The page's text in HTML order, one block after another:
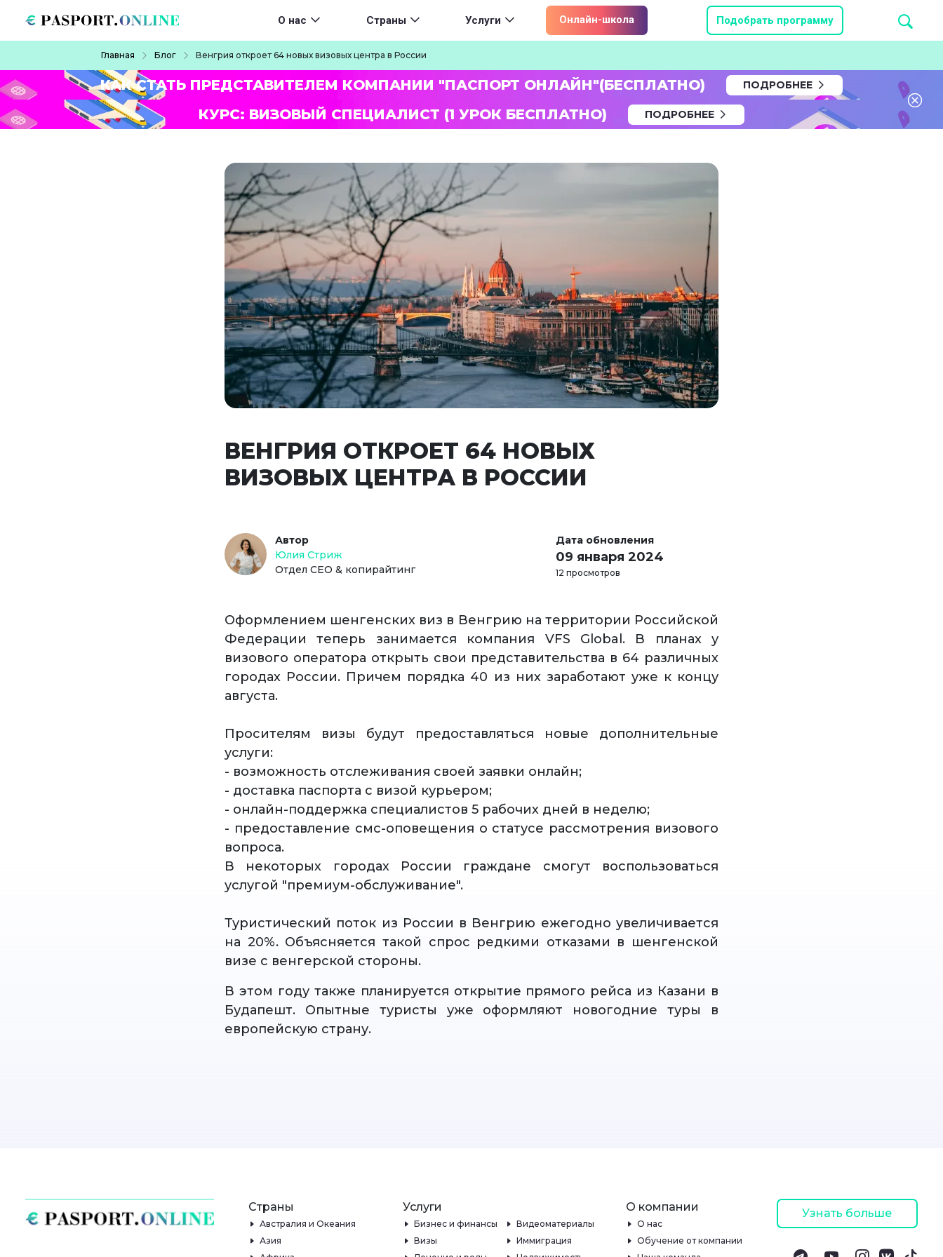
Main navigation
О нас Страны Услуги Онлайн-школа Подобрать программу
Главная Блог Венгрия откроет 64 новых визовых центра в России
КАК СТАТЬ ПРЕДСТАВИТЕЛЕМ КОМПАНИИ "ПАСПОРТ ОНЛАЙН"(БЕСПЛАТНО) ПОДРОБНЕЕ
КУРС: ВИЗОВЫЙ СПЕЦИАЛИСТ (1 УРОК БЕСПЛАТНО) ПОДРОБНЕЕ
ВЕНГРИЯ ОТКРОЕТ 64 НОВЫХ
ВИЗОВЫХ ЦЕНТРА В РОССИИ
Автор
Юлия Стриж
Отдел СЕО & копирайтинг
Дата обновления
09 января 2024
12 просмотров
Оформлением шенгенских виз в Венгрию на территории Российской
Федерации теперь занимается компания VFS Global. В планах у
визового оператора открыть свои представительства в 64 различных
городах России. Причем порядка 40 из них заработают уже к концу
августа.
Просителям визы будут предоставляться новые дополнительные
услуги:
- возможность отслеживания своей заявки онлайн;
- доставка паспорта с визой курьером;
- онлайн-поддержка специалистов 5 рабочих дней в неделю;
- предоставление смс-оповещения о статусе рассмотрения визового
вопроса.
В некоторых городах России граждане смогут воспользоваться
услугой "премиум-обслуживание".
Туристический поток из России в Венгрию ежегодно увеличивается
на 20%. Объясняется такой спрос редкими отказами в шенгенской
визе с венгерской стороны.
В этом году также планируется открытие прямого рейса из Казани в
Будапешт. Опытные туристы уже оформляют новогодние туры в
европейскую страну.
Страны
Австралия и Океания
Азия
Услуги
Бизнес и финансы
Видеоматериалы
Визы
Иммиграция
О компании
О нас
Обучение от компании
Узнать больше